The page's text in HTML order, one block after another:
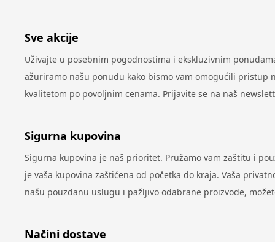
Sve akcije
Uživajte u posebnim pogodnostima i ekskluzivnim
ažuriramo našu ponudu kako bismo vam omogućili
kvalitetom po povoljnim cenama. Prijavite se na naš
Sigurna kupovina
Sigurna kupovina je naš prioritet. Pružamo vam zaštitu i
je vaša kupovina zaštićena od početka do kraja. Vaša
našu pouzdanu uslugu i pažljivo odabrane proizvode,
Načini dostave